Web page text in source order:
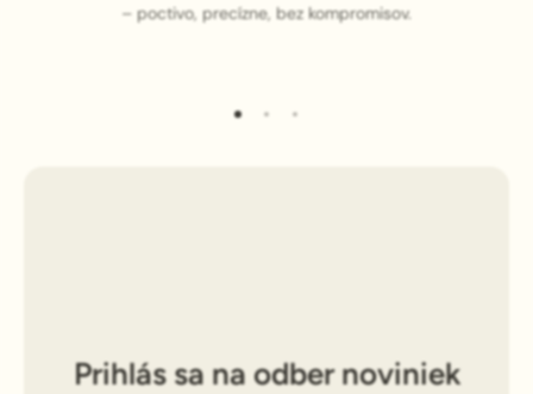
– poctivo, precízne, bez kompromisov.
Prihlás sa na odber noviniek